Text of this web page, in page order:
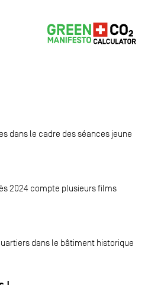
dans le cadre des séances jeune
2024 compte plusieurs films
dans le bâtiment historique